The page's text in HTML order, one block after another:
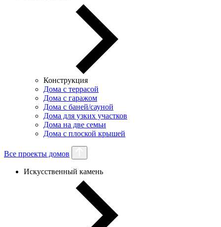
Конструкция
Дома с террасой
Дома с гаражом
Дома с баней/сауной
Дома для узких участков
Дома на две семьи
Дома с плоской крышей
Все проекты домов
Искусственный камень